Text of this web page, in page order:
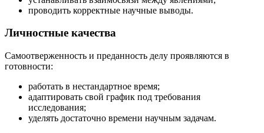
проводить корректные научные выводы.
Личностные качества
Самоотверженность и преданность делу проявляются в
готовности:
работать в нестандартное время;
адаптировать свой график под требования
исследования;
уделять достаточно времени научным задачам.